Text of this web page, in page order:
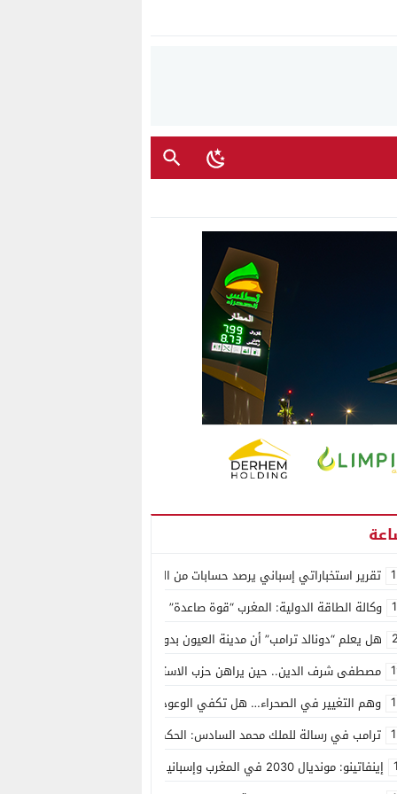
تقرير استخباراتي إسباني يرصد حسابات من الجزائر وأرقاما بـ”213+” ضمن حملة رقمية منظمة حرّضت على اقتحام سبتة
وكالة الطاقة الدولية: المغرب “قوة صاعدة” في سوق المعادن الاستراتيجية
هل يعلم “دونالد ترامب” أن مدينة العيون بدون ماء؟
مصطفى شرف الدين.. حين يراهن حزب الاستقلال على الكفاءة ويمنح الشباب
وهم التغيير في الصحراء… هل تكفي الوعود الفارغة لصناعة الواقع؟
ترامب في رسالة للملك محمد السادس: الحكم الذاتي هو الأساس الوحيد لحل
إينفاتينو: مونديال 2030 في المغرب وإسبانيا والبرتغال سيكون “الأجمل في التاريخ”